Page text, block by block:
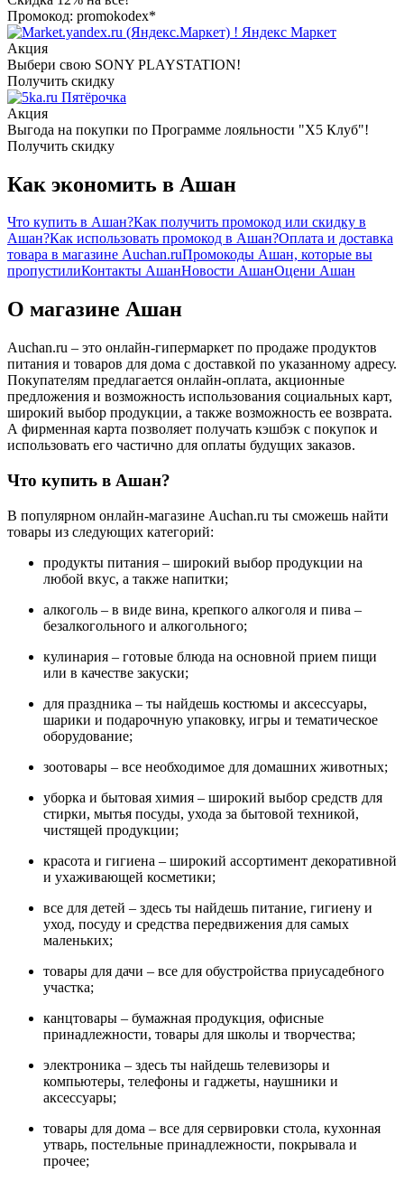
Промокод: promokodex*
Яндекс Маркет
Акция
Выбери свою SONY PLAYSTATION!
Получить скидку
Пятёрочка
Акция
Выгода на покупки по Программе лояльности "X5 Клуб"!
Получить скидку
Как экономить в Ашан
Что купить в Ашан?Как получить промокод или скидку в
Ашан?Как использовать промокод в Ашан?Оплата и доставка
товара в магазине Auchan.ruПромокоды Ашан, которые вы
пропустилиКонтакты АшанНовости АшанОцени Ашан
О магазине Ашан
Auchan.ru – это онлайн-гипермаркет по продаже продуктов
питания и товаров для дома с доставкой по указанному адресу.
Покупателям предлагается онлайн-оплата, акционные
предложения и возможность использования социальных карт,
широкий выбор продукции, а также возможность ее возврата.
А фирменная карта позволяет получать кэшбэк с покупок и
использовать его частично для оплаты будущих заказов.
Что купить в Ашан?
В популярном онлайн-магазине Auchan.ru ты сможешь найти
товары из следующих категорий:
продукты питания – широкий выбор продукции на
любой вкус, а также напитки;
алкоголь – в виде вина, крепкого алкоголя и пива –
безалкогольного и алкогольного;
кулинария – готовые блюда на основной прием пищи
или в качестве закуски;
для праздника – ты найдешь костюмы и аксессуары,
шарики и подарочную упаковку, игры и тематическое
оборудование;
зоотовары – все необходимое для домашних животных;
уборка и бытовая химия – широкий выбор средств для
стирки, мытья посуды, ухода за бытовой техникой,
чистящей продукции;
красота и гигиена – широкий ассортимент декоративной
и ухаживающей косметики;
все для детей – здесь ты найдешь питание, гигиену и
уход, посуду и средства передвижения для самых
маленьких;
товары для дачи – все для обустройства приусадебного
участка;
канцтовары – бумажная продукция, офисные
принадлежности, товары для школы и творчества;
электроника – здесь ты найдешь телевизоры и
компьютеры, телефоны и гаджеты, наушники и
аксессуары;
товары для дома – все для сервировки стола, кухонная
утварь, постельные принадлежности, покрывала и
прочее;